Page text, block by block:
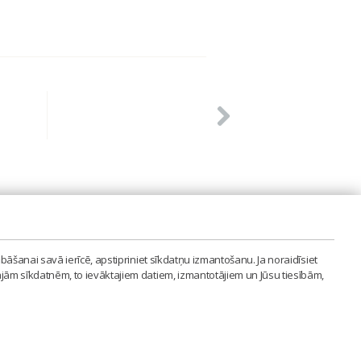
savā ierīcē, apstipriniet sīkdatņu izmantošanu. Ja noraidīsiet
sīkdatnēm, to ievāktajiem datiem, izmantotājiem un Jūsu tiesībām,